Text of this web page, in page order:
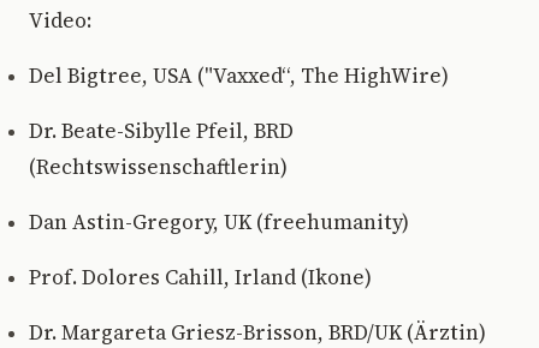
Video:
Del Bigtree, USA ("Vaxxed“, The HighWire)
Dr. Beate-Sibylle Pfeil, BRD
(Rechtswissenschaftlerin)
Dan Astin-Gregory, UK (freehumanity)
Prof. Dolores Cahill, Irland (Ikone)
Dr. Margareta Griesz-Brisson, BRD/UK (Ärztin)